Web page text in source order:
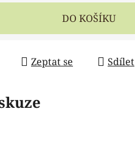
DO KOŠÍKU
Zeptat se Sdílet